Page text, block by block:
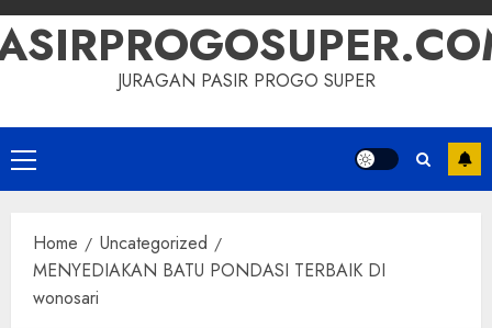
JURAGAN PASIR PROGO SUPER
Primary
Menu
Home
Uncategorized
MENYEDIAKAN BATU PONDASI TERBAIK DI
wonosari